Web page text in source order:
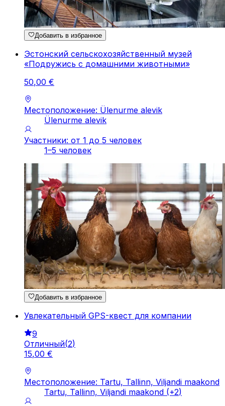
Добавить в избранное
Эстонский сельскохозяйственный музей
«Подружись с домашними животными»
50,00 €
Местоположение: Ülenurme alevik
Ülenurme alevik
Участники: от 1 до 5 человек
1–5 человек
Добавить в избранное
Увлекательный GPS-квест для компании
9
Отличный(2)
15,00 €
Местоположение: Tartu, Tallinn, Viljandi maakond
Tartu, Tallinn, Viljandi maakond (+2)